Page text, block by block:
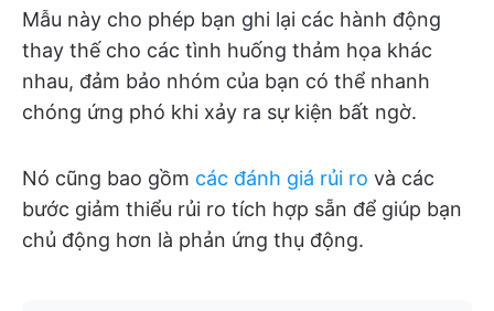
Mẫu này cho phép bạn ghi lại các hành động
thay thế cho các tình huống thảm họa khác
nhau, đảm bảo nhóm của bạn có thể nhanh
chóng ứng phó khi xảy ra sự kiện bất ngờ.
Nó cũng bao gồm các đánh giá rủi ro và các
bước giảm thiểu rủi ro tích hợp sẵn để giúp bạn
chủ động hơn là phản ứng thụ động.